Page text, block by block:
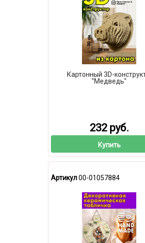
Картонный 3D-
"Медведь"
232 руб.
Купить
Артикул00-01057884